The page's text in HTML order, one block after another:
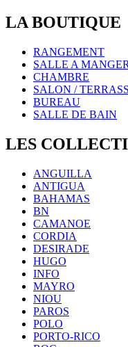
LA BOUTIQUE
RANGEMENT
SALLE A MANGER
CHAMBRE
SALON /
BUREAU
SALLE DE BAIN
LES
ANGUILLA
ANTIGUA
BAHAMAS
BN
CAMANOE
CORDIA
DESIRADE
HUGO
INFO
MAYRO
NIOU
PAROS
POLO
PORTO-RICO